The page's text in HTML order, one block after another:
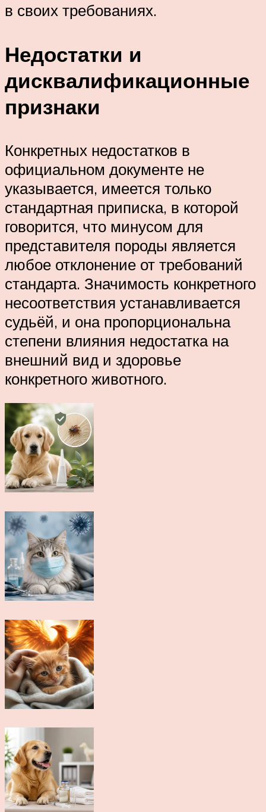
в своих требованиях.
Недостатки и
дисквалификационные
признаки
Конкретных недостатков в
официальном документе не
указывается, имеется только
стандартная приписка, в которой
говорится, что минусом для
представителя породы является
любое отклонение от требований
стандарта. Значимость конкретного
несоответствия устанавливается
судьёй, и она пропорциональна
степени влияния недостатка на
внешний вид и здоровье
конкретного животного.